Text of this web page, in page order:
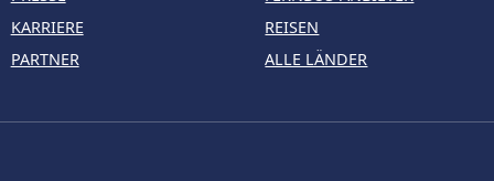
KARRIERE
PARTNER
REISEN
ALLE LÄNDER